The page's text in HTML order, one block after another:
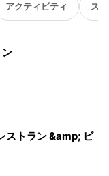
アクティビティ ス
ストラン &amp; ビ